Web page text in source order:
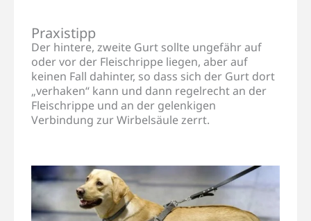
Praxistipp
Der hintere, zweite Gurt sollte ungefähr auf
oder vor der Fleischrippe liegen, aber auf
keinen Fall dahinter, so dass sich der Gurt dort
„verhaken“ kann und dann regelrecht an der
Fleischrippe und an der gelenkigen
Verbindung zur Wirbelsäule zerrt.